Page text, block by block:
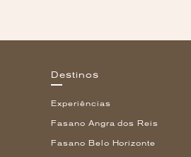
Destinos
Experiências
Fasano Angra dos Reis
Fasano Belo Horizonte